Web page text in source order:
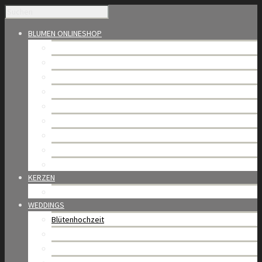
BLUMEN ONLINESHOP
KERZEN
WEDDINGS
Blütenhochzeit